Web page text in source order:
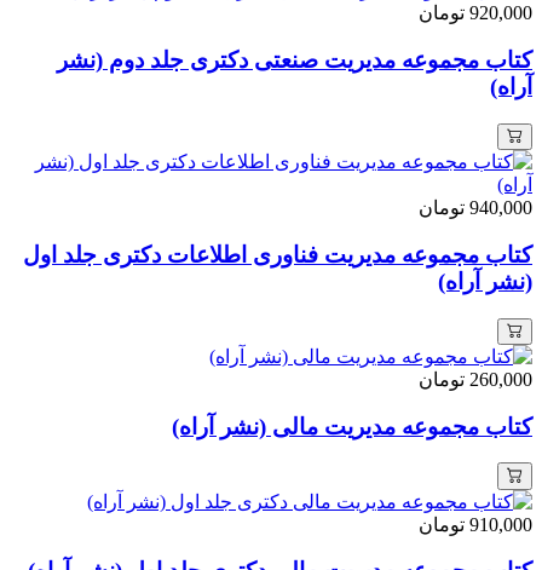
920,000 تومان
کتاب مجموعه مدیریت صنعتی دکتری جلد دوم (نشر
آراه)
940,000 تومان
کتاب مجموعه مدیریت فناوری اطلاعات دکتری جلد اول
(نشر آراه)
260,000 تومان
کتاب مجموعه مدیریت مالی (نشر آراه)
910,000 تومان